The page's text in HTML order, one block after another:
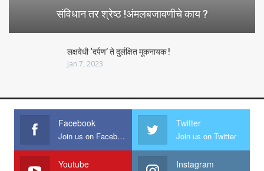
संविधान तर श्रेष्ठ !अंमलबजावणीचे काय ?
लक्षवेधी ‘दर्पण’ ते दुर्लक्षित मूकनायक !
Jan 7, 2023
Facebook
Join us on Facebook
Twitter
Join us on Twitter
Youtube Instagram